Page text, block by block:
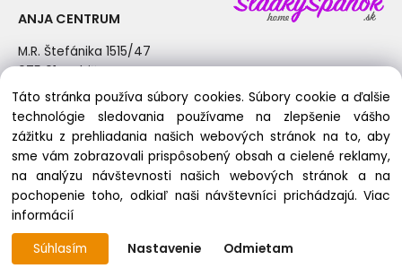
ANJA CENTRUM
M.R. Štefánika 1515/47
075 01 Trebišov
+421 915 190 362
info@sladkyspanok.sk
Pondelok - Piatok: 8:30 - 17:00
Copyright © 2025 ANJA CENTRUM, All rights reserved
Táto stránka používa súbory cookies. Súbory cookie a ďalšie
technológie sledovania používame na zlepšenie vášho
zážitku z prehliadania našich webových stránok na to, aby
sme vám zobrazovali prispôsobený obsah a cielené reklamy,
na analýzu návštevnosti našich webových stránok a na
pochopenie toho, odkiaľ naši návštevníci prichádzajú.Viac
informácií
Súhlasím
Nastavenie Odmietam